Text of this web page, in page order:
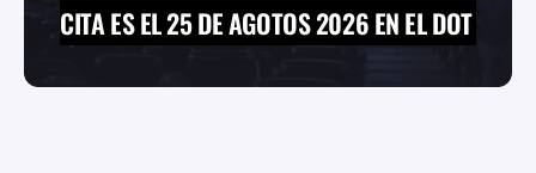
CITA ES EL 25 DE AGOTOS 2026 EN EL DOT